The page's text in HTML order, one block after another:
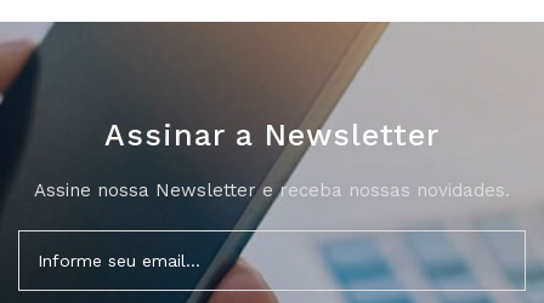
Assinar a Newsletter
Assine nossa Newsletter e receba nossas novidades.